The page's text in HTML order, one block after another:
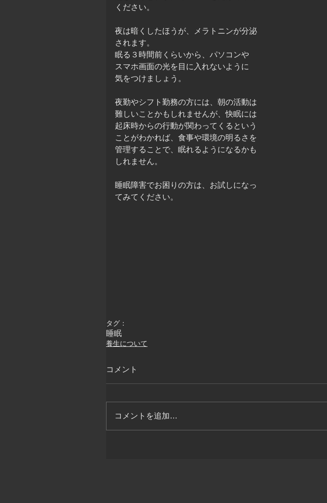
ください。
夜は暗くしたほうが、メラトニンが分泌
されます。
眠る３時間前くらいから、パソコンや
スマホ画面の光を目に入れないように
気をつけましょう。
夜勤やシフト勤務の方には、朝の活動は
難しいことかもしれませんが、快眠には
起床時からの行動が関わってくるという
ことがわかれば、食事や環境の明るさを
管理することで、眠れるようになるかも
しれません。
睡眠障害でお困りの方は、お試しになっ
てみてください。
タグ：
睡眠
養生について
コメント
コメントを追加…